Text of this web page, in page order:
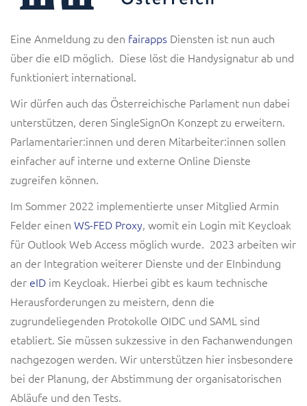
Eine Anmeldung zu den fairapps Diensten ist nun auch
über die eID möglich. Diese löst die Handysignatur ab und
funktioniert international.
Wir dürfen auch das Österreichische Parlament nun dabei
unterstützen, deren SingleSignOn Konzept zu erweitern.
Parlamentarier:innen und deren Mitarbeiter:innen sollen
einfacher auf interne und externe Online Dienste
zugreifen können.
Im Sommer 2022 implementierte unser Mitglied Armin
Felder einen WS-FED Proxy, womit ein Login mit Keycloak
für Outlook Web Access möglich wurde. 2023 arbeiten wir
an der Integration weiterer Dienste und der EInbindung
der eID im Keycloak. Hierbei gibt es kaum technische
Herausforderungen zu meistern, denn die
zugrundeliegenden Protokolle OIDC und SAML sind
etabliert. Sie müssen sukzessive in den Fachanwendungen
nachgezogen werden. Wir unterstützen hier insbesondere
bei der Planung, der Abstimmung der organisatorischen
Abläufe und den Tests.